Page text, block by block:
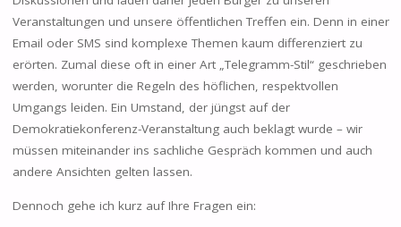
Veranstaltungen und unsere öffentlichen Treffen ein. Denn in einer
Email oder SMS sind komplexe Themen kaum differenziert zu
erörten. Zumal diese oft in einer Art „Telegramm-Stil“ geschrieben
werden, worunter die Regeln des höflichen, respektvollen
Umgangs leiden. Ein Umstand, der jüngst auf der
Demokratiekonferenz-Veranstaltung auch beklagt wurde – wir
müssen miteinander ins sachliche Gespräch kommen und auch
andere Ansichten gelten lassen.
Dennoch gehe ich kurz auf Ihre Fragen ein: